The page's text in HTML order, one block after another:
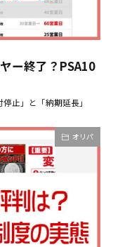
ー終了？PSA10
止」と「納期延長」
オリパ